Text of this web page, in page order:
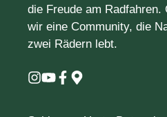
die Freude am Radfahren.
wir eine Community, die
zwei Rädern lebt.